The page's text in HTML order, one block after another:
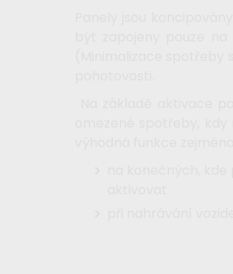
Panely jsou
být zapojeny pouze
(Minimalizace
Na základě aktivace
omezené spotřeby,
výhodná funkce
na konečných,
při nahrávání